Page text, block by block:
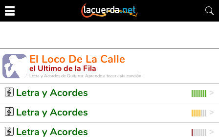
El Loco De La Calle
el Ultimo de la Fila
Letra y Acordes de Guitarra. Aprende a tocar esta canción
Letra y Acordes
Letra y Acordes
Letra y Acordes